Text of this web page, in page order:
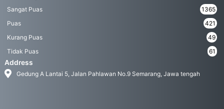
Sangat Puas
1365
Puas
421
Kurang Puas
49
Tidak Puas
61
Address
Gedung A Lantai 5, Jalan Pahlawan No.9 Semarang, Jawa tengah